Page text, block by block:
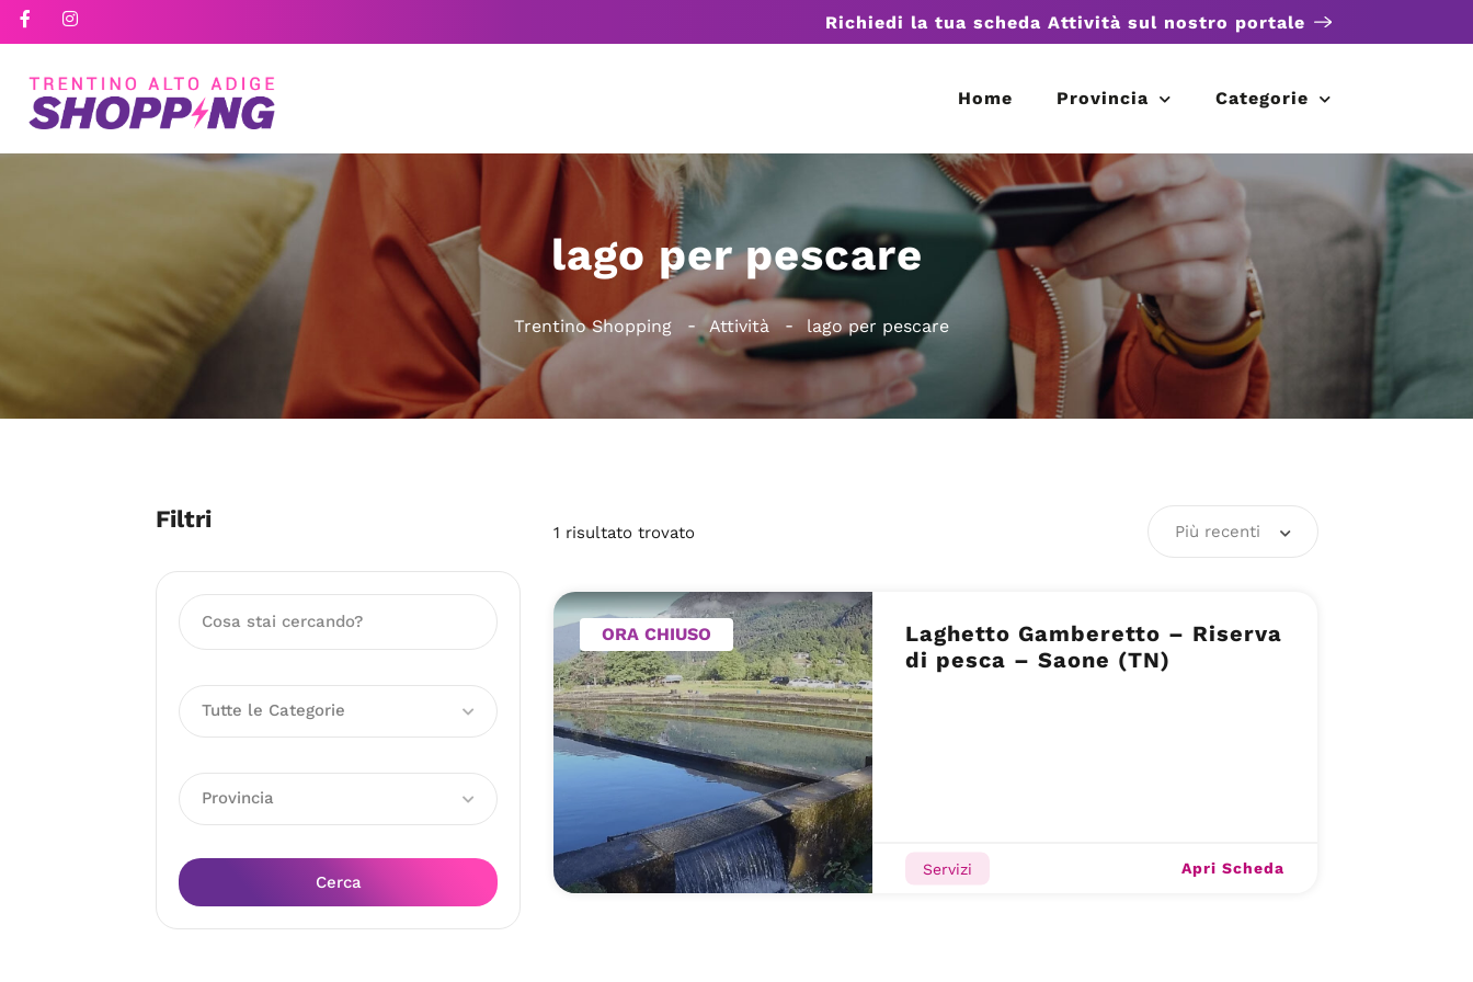
Richiedi la tua scheda Attività sul nostro portale
Home Provincia Categorie
lago per pescare
Trentino Shopping Attività lago per pescare
Filtri
Tutte le Categorie
Provincia
Cerca
1 risultato trovato Più recenti
ORA CHIUSO
Laghetto Gamberetto – Riserva
di pesca – Saone (TN)
Servizi Apri Scheda